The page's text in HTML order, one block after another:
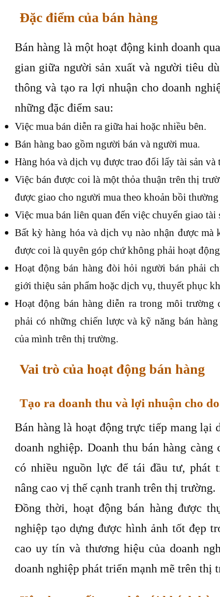
Đặc điểm của bán hàng
Bán hàng là một hoạt động kinh doanh
gian giữa người sản xuất và người tiêu
thông và tạo ra lợi nhuận cho doanh
những đặc điểm sau:
Việc mua bán diễn ra giữa hai hoặc nhiều bên.
Bán hàng bao gồm người bán và người mua.
Hàng hóa và dịch vụ được trao đổi lấy tài sản và
Việc bán được coi là một thỏa thuận trên thị
được giao cho người mua theo khoản bồi
Việc mua bán liên quan đến việc chuyển giao tài
Bất kỳ hàng hóa và dịch vụ nào nhận được mà
được coi là quyên góp chứ không phải hoạt
Hoạt động bán hàng đòi hỏi người bán phải
giới thiệu sản phẩm hoặc dịch vụ, thuyết phục
Hoạt động bán hàng diễn ra trong môi trường
phải có những chiến lược và kỹ năng bán
của mình trên thị trường.
Vai trò của hoạt động bán hàng
Tạo ra doanh thu và lợi nhuận cho
Bán hàng là hoạt động trực tiếp mang lại
doanh nghiệp. Doanh thu bán hàng càng
có nhiều nguồn lực để tái đầu tư, phát
nâng cao vị thế cạnh tranh trên thị trường.
Đồng thời, hoạt động bán hàng được
nghiệp tạo dựng được hình ảnh tốt đẹp
cao uy tín và thương hiệu của doanh
doanh nghiệp phát triển mạnh mẽ trên thị